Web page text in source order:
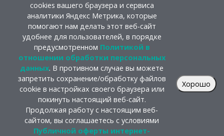
cookies вашего браузера и сервиса
аналитики Яндекс Метрика, которые
помогают нам делать этот веб-сайт
удобнее для пользователей, в порядке
предусмотренном Политикой в
отношении обработки персональных
данных. В противном случае вы можете
запретить сохранение/обработку файлов
cookie в настройках своего браузера или
покинуть настоящий веб-сайт.
Продолжая работу с настоящим веб-
сайтом, вы соглашаетесь с условиями
Публичной оферты интернет-
Хорошо